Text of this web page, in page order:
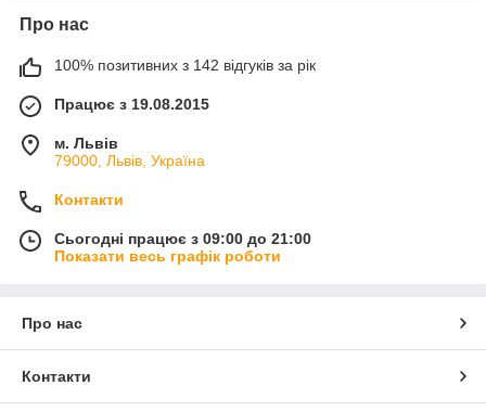
Про нас
100% позитивних з 142 відгуків за рік
Працює з 19.08.2015
м. Львів
79000, Львів, Україна
Контакти
Сьогодні працює з 09:00 до 21:00
Показати весь графік роботи
Про нас
Контакти